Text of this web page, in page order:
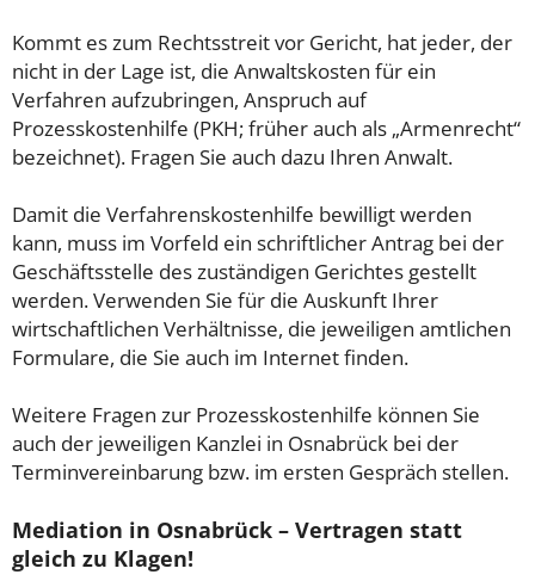
Kommt es zum Rechtsstreit vor Gericht, hat jeder, der
nicht in der Lage ist, die Anwaltskosten für ein
Verfahren aufzubringen, Anspruch auf
Prozesskostenhilfe (PKH; früher auch als „Armenrecht“
bezeichnet). Fragen Sie auch dazu Ihren Anwalt.
Damit die Verfahrenskostenhilfe bewilligt werden
kann, muss im Vorfeld ein schriftlicher Antrag bei der
Geschäftsstelle des zuständigen Gerichtes gestellt
werden. Verwenden Sie für die Auskunft Ihrer
wirtschaftlichen Verhältnisse, die jeweiligen amtlichen
Formulare, die Sie auch im Internet finden.
Weitere Fragen zur Prozesskostenhilfe können Sie
auch der jeweiligen Kanzlei in Osnabrück bei der
Terminvereinbarung bzw. im ersten Gespräch stellen.
Mediation in Osnabrück – Vertragen statt
gleich zu Klagen!